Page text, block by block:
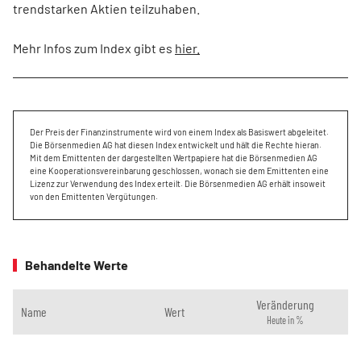
trendstarken Aktien teilzuhaben.
Mehr Infos zum Index gibt es hier.
Der Preis der Finanzinstrumente wird von einem Index als Basiswert abgeleitet.
Die Börsenmedien AG hat diesen Index entwickelt und hält die Rechte hieran.
Mit dem Emittenten der dargestellten Wertpapiere hat die Börsenmedien AG
eine Kooperationsvereinbarung geschlossen, wonach sie dem Emittenten eine
Lizenz zur Verwendung des Index erteilt. Die Börsenmedien AG erhält insoweit
von den Emittenten Vergütungen.
Behandelte Werte
Name Wert Veränderung
Heute in %